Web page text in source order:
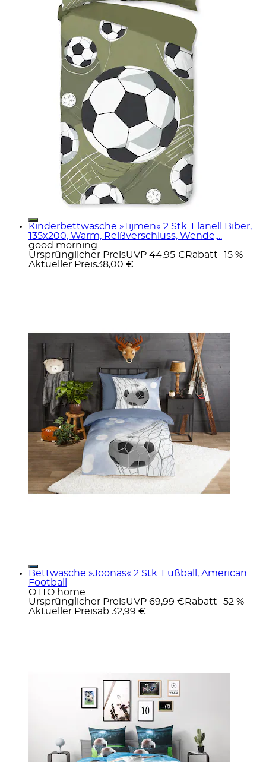
Kinderbettwäsche »Tijmen« 2 Stk. Flanell Biber,
135x200, Warm, Reißverschluss, Wende,...
good morning
Ursprünglicher PreisUVP 44,95 € Rabatt- 15 %
Aktueller Preis38,00 €
Bettwäsche »Joonas« 2 Stk. Fußball, American
Football
OTTO home
Ursprünglicher PreisUVP 69,99 € Rabatt- 52 %
Aktueller Preisab 32,99 €